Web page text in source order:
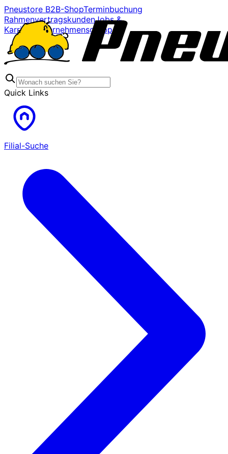
Pneustore B2B-ShopTerminbuchung
RahmenvertragskundenJobs &
Karriere
Unternehmensgruppe
Quick Links
Filial-Suche